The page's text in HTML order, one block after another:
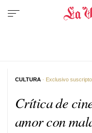
Crítica de
amor con
CULTURA · Exclusivo